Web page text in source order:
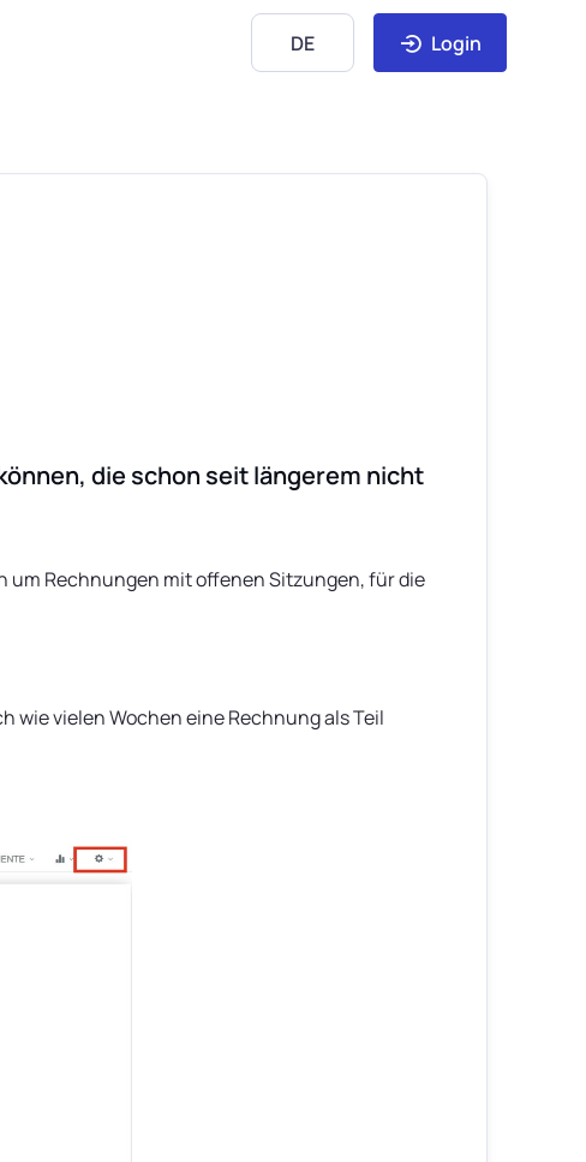
DE Login
die schon seit längerem nicht
um Rechnungen mit offenen Sitzungen, für die
wie vielen Wochen eine Rechnung als Teil